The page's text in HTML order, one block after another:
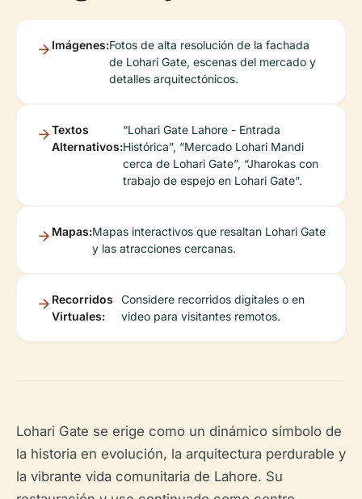
Imágenes:Fotos de alta resolución de la fachada
de Lohari Gate, escenas del mercado y
detalles arquitectónicos.
Textos
Alternativos:
“Lohari Gate Lahore - Entrada
Histórica”, “Mercado Lohari Mandi
cerca de Lohari Gate”, “Jharokas con
trabajo de espejo en Lohari Gate”.
Mapas:Mapas interactivos que resaltan Lohari Gate
y las atracciones cercanas.
Recorridos
Virtuales:
Considere recorridos digitales o en
video para visitantes remotos.
Lohari Gate se erige como un dinámico símbolo de
la historia en evolución, la arquitectura perdurable y
la vibrante vida comunitaria de Lahore. Su